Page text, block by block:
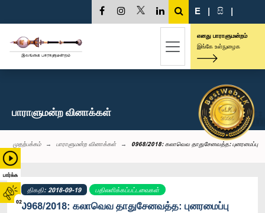
பார்க்க
02
E | සි |
எனது பாராளுமன்றம்
இங்கே உள்நுழைக
பாராளுமன்ற வினாக்கள்
முதற்பக்கம் பாராளுமன்ற வினாக்கள் 0968/2018: கலாவெவ தாதுசேனவத்த: புனரமைப்பு
திகதி: 2018-09-19 பதிலளிக்கப்பட்டவைகள்
0968/2018: கலாவெவ தாதுசேனவத்த: புனரமைப்பு